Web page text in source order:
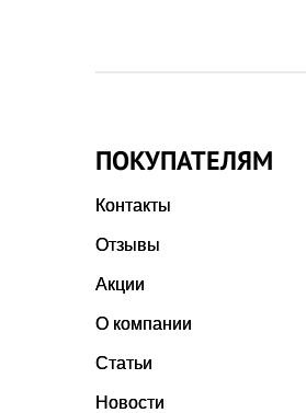
ПОКУПАТЕЛЯМ
Контакты
Отзывы
Акции
О компании
Статьи
Новости